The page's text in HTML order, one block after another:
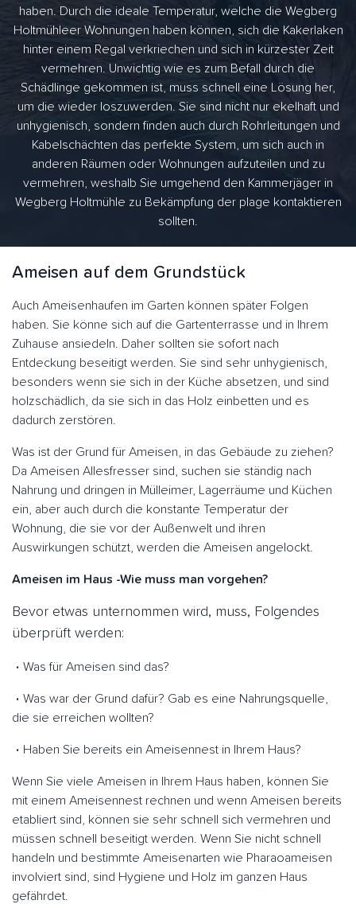
haben. Durch die ideale Temperatur, welche die Wegberg
Holtmühleer Wohnungen haben können, sich die Kakerlaken
hinter einem Regal verkriechen und sich in kürzester Zeit
vermehren. Unwichtig wie es zum Befall durch die
Schädlinge gekommen ist, muss schnell eine Lösung her,
um die wieder loszuwerden. Sie sind nicht nur ekelhaft und
unhygienisch, sondern finden auch durch Rohrleitungen und
Kabelschächten das perfekte System, um sich auch in
anderen Räumen oder Wohnungen aufzuteilen und zu
vermehren, weshalb Sie umgehend den Kammerjäger in
Wegberg Holtmühle zu Bekämpfung der plage kontaktieren
sollten.
Ameisen auf dem Grundstück
Auch Ameisenhaufen im Garten können später Folgen
haben. Sie könne sich auf die Gartenterrasse und in Ihrem
Zuhause ansiedeln. Daher sollten sie sofort nach
Entdeckung beseitigt werden. Sie sind sehr unhygienisch,
besonders wenn sie sich in der Küche absetzen, und sind
holzschädlich, da sie sich in das Holz einbetten und es
dadurch zerstören.
Was ist der Grund für Ameisen, in das Gebäude zu ziehen?
Da Ameisen Allesfresser sind, suchen sie ständig nach
Nahrung und dringen in Mülleimer, Lagerräume und Küchen
ein, aber auch durch die konstante Temperatur der
Wohnung, die sie vor der Außenwelt und ihren
Auswirkungen schützt, werden die Ameisen angelockt.
Ameisen im Haus -Wie muss man vorgehen?
Bevor etwas unternommen wird, muss, Folgendes
überprüft werden:
Was für Ameisen sind das?
Was war der Grund dafür? Gab es eine Nahrungsquelle,
die sie erreichen wollten?
Haben Sie bereits ein Ameisennest in Ihrem Haus?
Wenn Sie viele Ameisen in Ihrem Haus haben, können Sie
mit einem Ameisennest rechnen und wenn Ameisen bereits
etabliert sind, können sie sehr schnell sich vermehren und
müssen schnell beseitigt werden. Wenn Sie nicht schnell
handeln und bestimmte Ameisenarten wie Pharaoameisen
involviert sind, sind Hygiene und Holz im ganzen Haus
gefährdet.